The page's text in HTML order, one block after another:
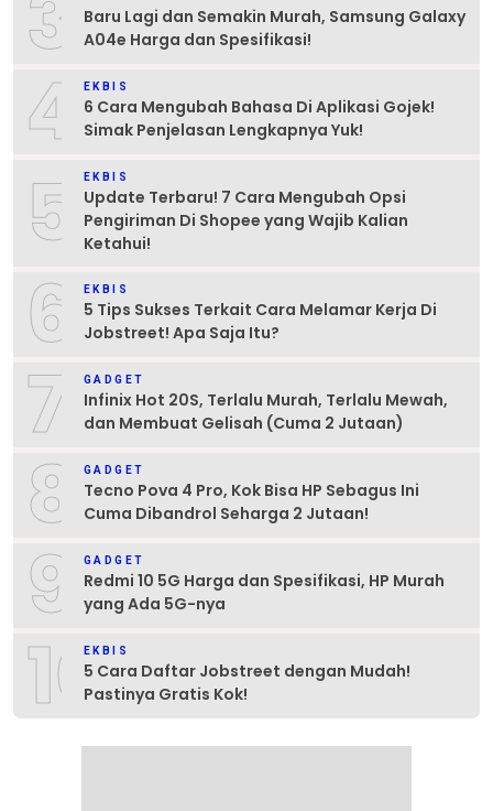
Baru Lagi dan Semakin Murah, Samsung Galaxy
A04e Harga dan Spesifikasi!
4 EKBIS
6 Cara Mengubah Bahasa Di Aplikasi Gojek!
Simak Penjelasan Lengkapnya Yuk!
5 EKBIS
Update Terbaru! 7 Cara Mengubah Opsi
Pengiriman Di Shopee yang Wajib Kalian
Ketahui!
6 EKBIS
5 Tips Sukses Terkait Cara Melamar Kerja Di
Jobstreet! Apa Saja Itu?
7 GADGET
Infinix Hot 20S, Terlalu Murah, Terlalu Mewah,
dan Membuat Gelisah (Cuma 2 Jutaan)
8 GADGET
Tecno Pova 4 Pro, Kok Bisa HP Sebagus Ini
Cuma Dibandrol Seharga 2 Jutaan!
9 GADGET
Redmi 10 5G Harga dan Spesifikasi, HP Murah
yang Ada 5G-nya
10EKBIS
5 Cara Daftar Jobstreet dengan Mudah!
Pastinya Gratis Kok!